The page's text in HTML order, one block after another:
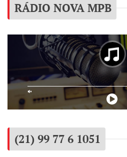
RÁDIO NOVA MPB
(21) 99 77 6 1051